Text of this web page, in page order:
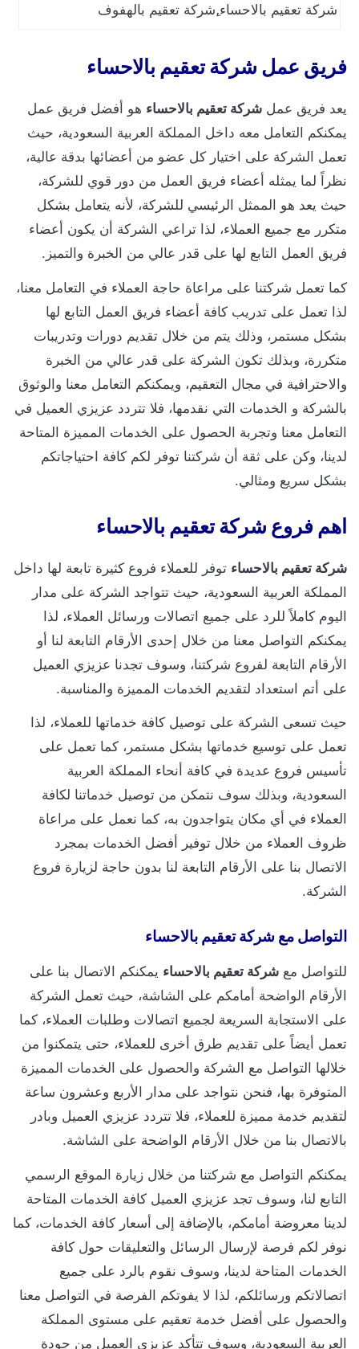
شركة تعقيم بالاحساء,ِشركة تعقيم بالهفوف
فريق عمل شركة تعقيم بالاحساء
يعد فريق عمل شركة تعقيم بالاحساء هو أفضل فريق عمل
يمكنكم التعامل معه داخل المملكة العربية السعودية، حيث
تعمل الشركة على اختيار كل عضو من أعضائها بدقة عالية،
نظراً لما يمثله أعضاء فريق العمل من دور قوي للشركة،
حيث يعد هو الممثل الرئيسي للشركة، لأنه يتعامل بشكل
متكرر مع جميع العملاء، لذا تراعي الشركة أن يكون أعضاء
فريق العمل التابع لها على قدر عالي من الخبرة والتميز.
كما تعمل شركتنا على مراعاة حاجة العملاء في التعامل معنا،
لذا تعمل على تدريب كافة أعضاء فريق العمل التابع لها
بشكل مستمر، وذلك يتم من خلال تقديم دورات وتدريبات
متكررة، وبذلك تكون الشركة على قدر عالي من الخبرة
والاحترافية في مجال التعقيم، ويمكنكم التعامل معنا والوثوق
بالشركة و الخدمات التي نقدمها، فلا تتردد عزيزي العميل في
التعامل معنا وتجربة الحصول على الخدمات المميزة المتاحة
لدينا، وكن على ثقة أن شركتنا توفر لكم كافة احتياجاتكم
بشكل سريع ومثالي.
اهم فروع شركة تعقيم بالاحساء
شركة تعقيم بالاحساء توفر للعملاء فروع كثيرة تابعة لها داخل
المملكة العربية السعودية، حيث تتواجد الشركة على مدار
اليوم كاملاً للرد على جميع اتصالات ورسائل العملاء، لذا
يمكنكم التواصل معنا من خلال إحدى الأرقام التابعة لنا أو
الأرقام التابعة لفروع شركتنا، وسوف تجدنا عزيزي العميل
على أتم استعداد لتقديم الخدمات المميزة والمناسبة.
حيث تسعى الشركة على توصيل كافة خدماتها للعملاء، لذا
تعمل على توسيع خدماتها بشكل مستمر، كما تعمل على
تأسيس فروع عديدة في كافة أنحاء المملكة العربية
السعودية، وبذلك سوف نتمكن من توصيل خدماتنا لكافة
العملاء في أي مكان يتواجدون به، كما نعمل على مراعاة
ظروف العملاء من خلال توفير أفضل الخدمات بمجرد
الاتصال بنا على الأرقام التابعة لنا بدون حاجة لزيارة فروع
الشركة.
التواصل مع شركة تعقيم بالاحساء
للتواصل مع شركة تعقيم بالاحساء يمكنكم الاتصال بنا على
الأرقام الواضحة أمامكم على الشاشة، حيث تعمل الشركة
على الاستجابة السريعة لجميع اتصالات وطلبات العملاء، كما
تعمل أيضاً على تقديم طرق أخرى للعملاء، حتى يتمكنوا من
خلالها التواصل مع الشركة والحصول على الخدمات المميزة
المتوفرة بها، فنحن نتواجد على مدار الأربع وعشرون ساعة
لتقديم خدمة مميزة للعملاء، فلا تتردد عزيزي العميل وبادر
بالاتصال بنا من خلال الأرقام الواضحة على الشاشة.
يمكنكم التواصل مع شركتنا من خلال زيارة الموقع الرسمي
التابع لنا، وسوف تجد عزيزي العميل كافة الخدمات المتاحة
لدينا معروضة أمامكم، بالإضافة إلى أسعار كافة الخدمات، كما
نوفر لكم فرصة لإرسال الرسائل والتعليقات حول كافة
الخدمات المتاحة لدينا، وسوف نقوم بالرد على جميع
اتصالاتكم ورسائلكم، لذا لا يفوتكم الفرصة في التواصل معنا
والحصول على أفضل خدمة تعقيم على مستوى المملكة
العربية السعودية، وسوف تتأكد عزيزي العميل من جودة